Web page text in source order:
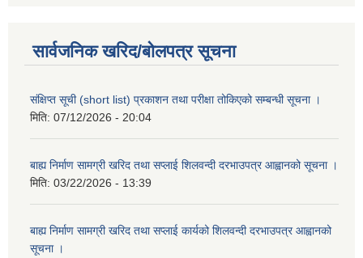
सार्वजनिक खरिद/बोलपत्र सूचना
संक्षिप्त सूची (short list) प्रकाशन तथा परीक्षा तोकिएको सम्बन्धी सूचना ।
मिति: 07/12/2026 - 20:04
बाह्य निर्माण सामग्री खरिद तथा सप्लाई शिलवन्दी दरभाउपत्र आह्वानको सूचना ।
मिति: 03/22/2026 - 13:39
बाह्य निर्माण सामग्री खरिद तथा सप्लाई कार्यको शिलवन्दी दरभाउपत्र आह्वानको
सूचना ।